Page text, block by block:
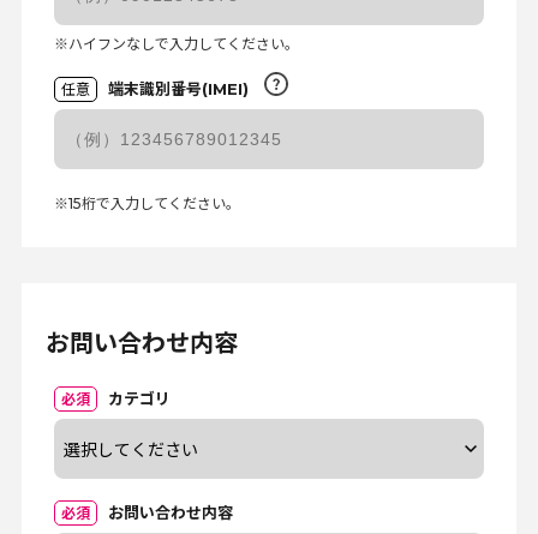
※ハイフンなしで入力してください。
任意 端末識別番号(IMEI)
※15桁で入力してください。
お問い合わせ内容
必須 カテゴリ
必須 お問い合わせ内容